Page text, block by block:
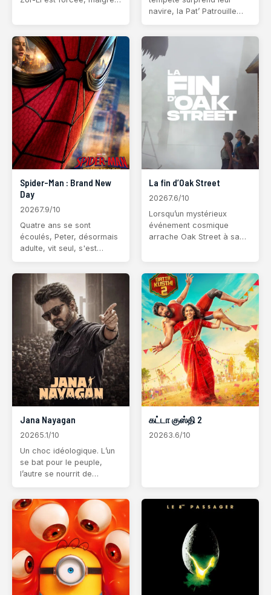
Ensemble, ils se lancent
dans une épopée
cosmique où la vengeance
e
navire, la Pat’ Patrouille
tropicale encore
inexplorée… et peuplée de
dinosaures ! Ils y
rencontrent Rex, un chiot
courageux installé
Spider-Man : Brand New
Day
20267.9/10
Quatre ans se sont
écoulés, Peter, désormais
adulte, vit seul, s'est
la vie et des souvenirs de
ses proches. Luttant
contre le crime dans un
New York qui ne le
reconnaît plus,
La fin d’Oak Street
20267.6/10
Lorsqu’un mystérieux
événement cosmique
arrache Oak Street à sa
inconnu, la famille Platt,
désorientée dans ce
nouvel environnement
hostile, comprend vi
Jana Nayagan
20265.1/10
Un choc idéologique. L’un
se bat pour le peuple,
l’autre se nourrit de
années plus tard, la peur
silencieuse d’un enfant
réveille le passé,
entraînant
கட்டா குஸ்தி 2
20263.6/10